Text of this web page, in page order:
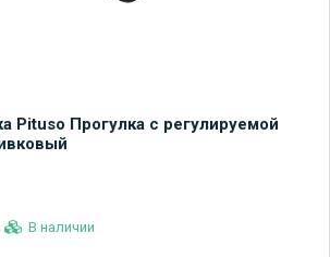
Pituso Прогулка с регулируемой
В наличии